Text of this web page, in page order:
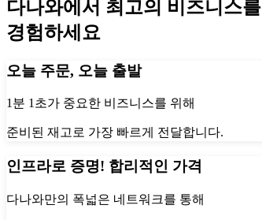
다나와에서 최고의 비즈니스를
경험하세요
오늘 주문, 오늘 출발
1분 1초가 중요한 비즈니스를 위해
준비된 재고로 가장 빠르게 전달합니다.
인프라로 증명! 합리적인 가격
다나와만의 폭넓은 네트워크를 통해